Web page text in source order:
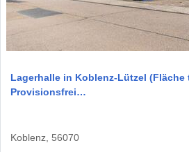
Lagerhalle in Koblenz-Lützel (Fläche
Provisionsfrei…
Koblenz, 56070